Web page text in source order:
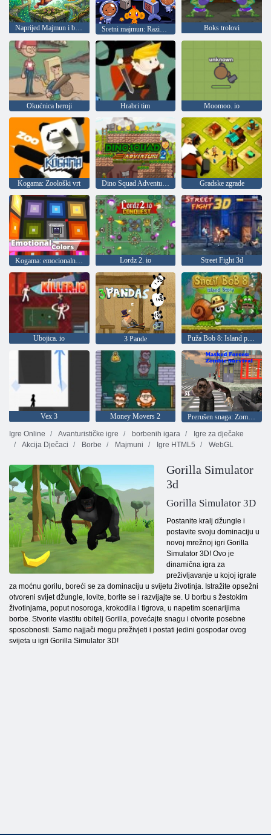
Naprijed Majmun i banana! Sretni majmun: Razina 1042 Boks trolovi
Okućnica heroji Hrabri tim Moomoo. io
Kogama: Zoološki vrt Gradske zgrade
Kogama: emocionalne boje Lordz 2. io Street Fight 3d
Ubojica. io 3 Pande Puža Bob 8: Island priča
Vex 3 Money Movers 2
Prerušen snaga: Zombi Survival
Igre Online
Avanturističke igre borbenih igara
Igre za dječake
Akcija Dječaci
Borbe Majmuni Igre HTML5 WebGL
Gorilla Simulator
3d
Gorilla Simulator 3D
Postanite kralj džungle i
postavite svoju dominaciju u
novoj mrežnoj igri Gorilla
Simulator 3D! Ovo je
dinamična igra za
preživljavanje u kojoj igrate
za moćnu gorilu, boreći se za dominaciju u svijetu životinja. Istražite opsežni
otvoreni svijet džungle, lovite, borite se i razvijajte se. U borbu s žestokim
životinjama, poput nosoroga, krokodila i tigrova, u napetim scenarijima
borbe. Stvorite vlastitu obitelj Gorilla, povećajte snagu i otvorite posebne
sposobnosti. Samo najjači mogu preživjeti i postati jedini gospodar ovog
svijeta u igri Gorilla Simulator 3D!